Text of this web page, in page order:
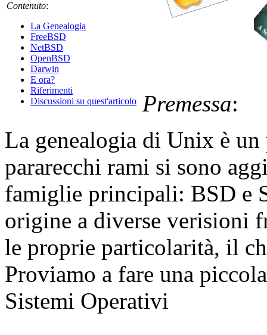
Contenuto:
La Genealogia
FreeBSD
NetBSD
OpenBSD
Darwin
E ora?
Riferimenti
Discussioni su quest'articolo Premessa:
La genealogia di Unix è
pararecchi rami si sono
famiglie principali: BSD e
origine a diverse verisioni
le proprie particolarità, il
Proviamo a fare una
Sistemi Operativi